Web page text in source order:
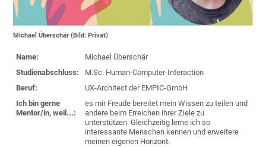
Michael Überschär (Bild: Privat)
Name:
Michael Überschär
Studienabschluss:
M.Sc. Human-Computer-Interaction
Beruf:
UX-Architect der EMPIC-GmbH
Ich bin gerne
Mentor/in, weil...:
es mir Freude bereitet mein Wissen zu teilen und
andere beim Erreichen ihrer Ziele zu
unterstützen. Gleichzeitig lerne ich so
interessante Menschen kennen und erweitere
meinen eigenen Horizont.